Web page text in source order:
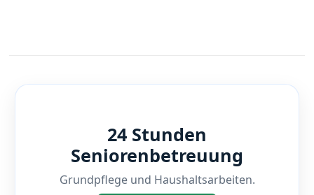
24 Stunden
Seniorenbetreuung
Grundpflege und Haushaltsarbeiten.